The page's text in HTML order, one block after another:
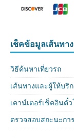
เช็คข้อมูลเส้นทา
วิธีค้นหาเที่ยวรถ
เส้นทางและผู้ให้บริ
เคาน์เตอร์เช็คอินตั๋
ตรวจสอบสถะนะกา